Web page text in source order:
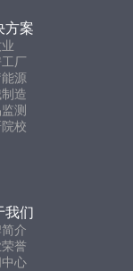
方案
厂
能源
造
测
校
我们
介
誉
心